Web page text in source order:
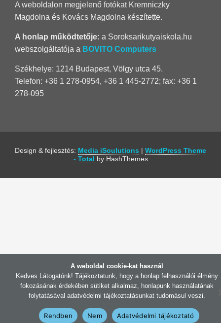
A weboldalon megjelenő fotókat Kremniczky
Magdolna és Kovács Magdolna készítette.
A honlap működtetője: a Soroksarikutyaiskola.hu
webszolgáltatója a BOVITO Computers
Székhelye: 1214 Budapest, Völgy utca 45.
Telefon: +36 1 278-0954, +36 1 445-2772; fax: +36 1
278-095
Design & fejlesztés: Media iSoulutions | WordPress Theme
- Total by HashThemes
A weboldal cookie-kat használ
Kedves Látogatónk! Tájékoztatunk, hogy a honlap felhasználói élmény
fokozásának érdekében sütiket alkalmaz, honlapunk használatának
folytatásával adatvédelmi tájékoztatásunkat tudomásul veszi.
Rendben Nem Adatvédelmi tájékoztató